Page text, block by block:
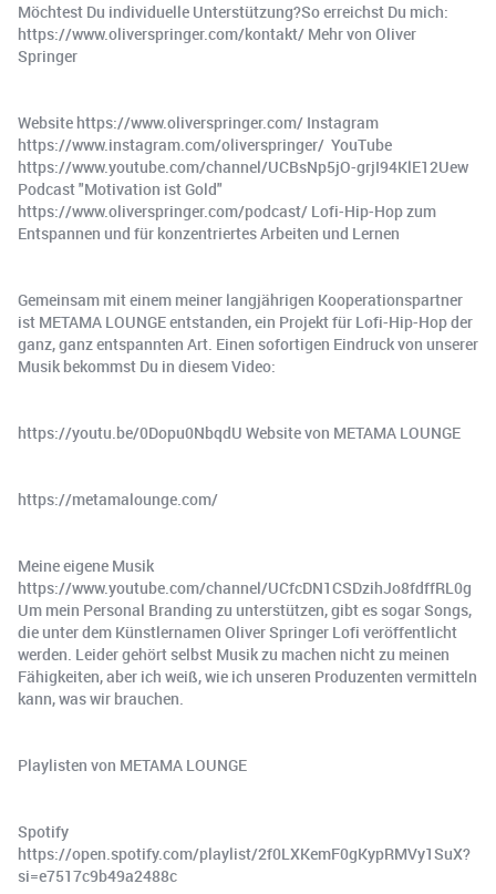
Möchtest Du individuelle Unterstützung?So erreichst Du mich:
https://www.oliverspringer.com/kontakt/ Mehr von Oliver
Springer
Website https://www.oliverspringer.com/ Instagram
https://www.instagram.com/oliverspringer/ ️ YouTube
https://www.youtube.com/channel/UCBsNp5jO-grjI94KlE12Uew ️
Podcast "Motivation ist Gold"
https://www.oliverspringer.com/podcast/ Lofi-Hip-Hop zum
Entspannen und für konzentriertes Arbeiten und Lernen
Gemeinsam mit einem meiner langjährigen Kooperationspartner
ist METAMA LOUNGE entstanden, ein Projekt für Lofi-Hip-Hop der
ganz, ganz entspannten Art. Einen sofortigen Eindruck von unserer
Musik bekommst Du in diesem Video:
https://youtu.be/0Dopu0NbqdU Website von METAMA LOUNGE
https://metamalounge.com/
Meine eigene Musik
https://www.youtube.com/channel/UCfcDN1CSDzihJo8fdffRL0g
Um mein Personal Branding zu unterstützen, gibt es sogar Songs,
die unter dem Künstlernamen Oliver Springer Lofi veröffentlicht
werden. Leider gehört selbst Musik zu machen nicht zu meinen
Fähigkeiten, aber ich weiß, wie ich unseren Produzenten vermitteln
kann, was wir brauchen.
Playlisten von METAMA LOUNGE
Spotify
https://open.spotify.com/playlist/2f0LXKemF0gKypRMVy1SuX?
si=e7517c9b49a2488c